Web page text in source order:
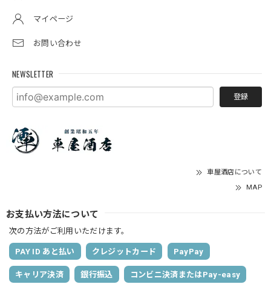
マイページ
お問い合わせ
NEWSLETTER
登録
車屋酒店について
MAP
お支払い方法について
次の方法がご利用いただけます。
PAY ID あと払い クレジットカード PayPay
キャリア決済 銀行振込 コンビニ決済またはPay-easy